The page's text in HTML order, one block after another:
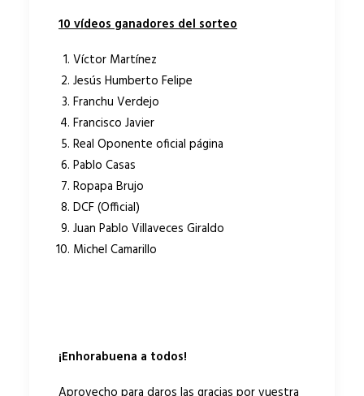
10 vídeos ganadores del sorteo
Víctor Martínez
Jesús Humberto Felipe
Franchu Verdejo
Francisco Javier
Real Oponente oficial página
Pablo Casas
Ropapa Brujo
DCF (Official)
Juan Pablo Villaveces Giraldo
Michel Camarillo
¡Enhorabuena a todos!